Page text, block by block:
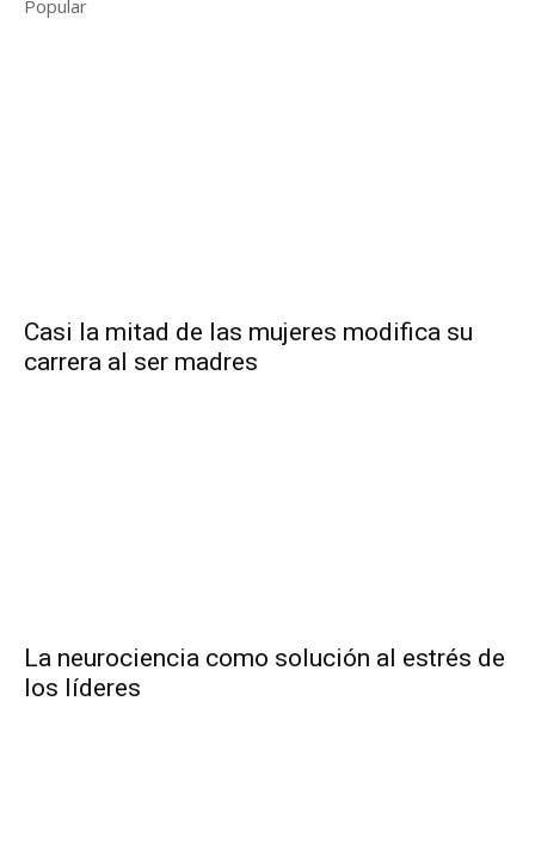
Popular
Casi la mitad de las mujeres modifica su
carrera al ser madres
La neurociencia como solución al estrés de
los líderes